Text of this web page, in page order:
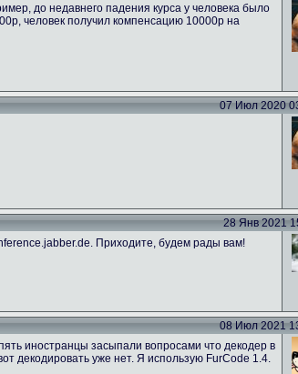
до недавнего падения курса у человека было
человек получил компенсацию 10000р на
07 Июл 2020
28 Янв 2021
Приходите, будем рады вам!
08 Июл 2021
иностранцы засыпали вопросами что декодер в
декодировать уже нет. Я использую FurCode 1.4.